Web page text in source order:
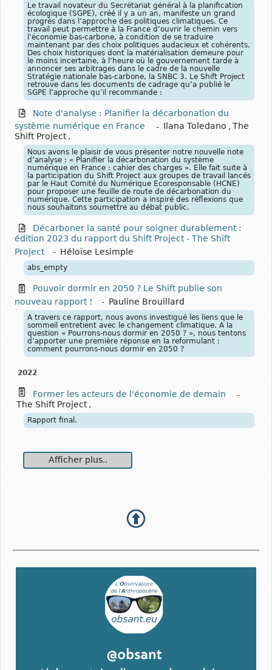
Le travail novateur du Secrétariat général à la planification
écologique (SGPE), créé il y a un an, manifeste un grand
progrès dans l’approche des politiques climatiques. Ce
travail peut permettre à la France d’ouvrir le chemin vers
l’économie bas-carbone, à condition de se traduire
maintenant par des choix politiques audacieux et cohérents.
Des choix historiques dont la matérialisation demeure pour
le moins incertaine, à l’heure où le gouvernement tarde à
annoncer ses arbitrages dans le cadre de la nouvelle
Stratégie nationale bas-carbone, la SNBC 3. Le Shift Project
retrouve dans les documents de cadrage qu’a publié le
SGPE l’approche qu’il recommande :
Note d'analyse : Planifier la décarbonation du
système numérique en France
- Ilana Toledano , The
Shift Project ,
Nous avons le plaisir de vous présenter notre nouvelle note
d’analyse : « Planifier la décarbonation du système
numérique en France : cahier des charges ». Elle fait suite à
la participation du Shift Project aux groupes de travail lancés
par le Haut Comité du Numérique Ecoresponsable (HCNE)
pour proposer une feuille de route de décarbonation du
numérique. Cette participation a inspiré des réflexions que
nous souhaitons soumettre au débat public.
Décarboner la santé pour soigner durablement :
édition 2023 du rapport du Shift Project - The Shift
Project
- Héloïse Lesimple
abs_empty
Pouvoir dormir en 2050 ? Le Shift publie son
nouveau rapport !
- Pauline Brouillard
A travers ce rapport, nous avons investigué les liens que le
sommeil entretient avec le changement climatique. A la
question « Pourrons-nous dormir en 2050 ? », nous tentons
d’apporter une première réponse en la reformulant :
comment pourrons-nous dormir en 2050 ?
2022
Former les acteurs de l'économie de demain
-
The Shift Project ,
Rapport final.
Afficher plus..